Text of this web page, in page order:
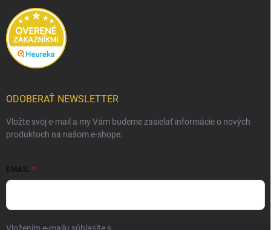
ODOBERAŤ NEWSLETTER
Vložte svoj e-mail a my Vám budeme zasielať informácie o nových
produktoch na našom e-shope.
EMAIL